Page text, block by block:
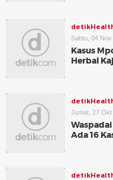
Sabtu, 04
Kasus
Herbal
Jumat, 27 Okt
Ada 16